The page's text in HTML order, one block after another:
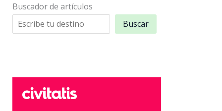
Buscador de artículos
Buscar